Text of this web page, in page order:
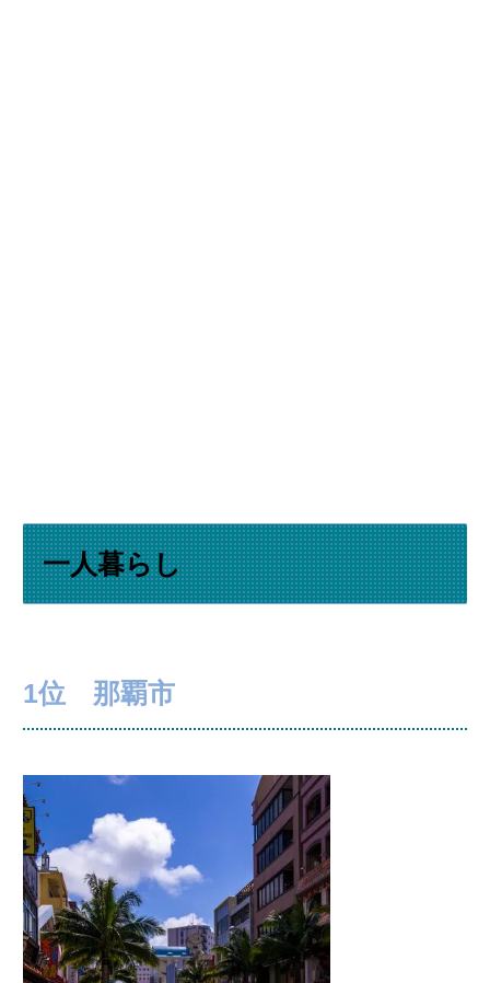
一人暮らし
1位 那覇市